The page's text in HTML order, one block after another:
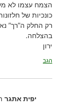
הצמח עצמו לא
כונכיות של
רק החלק ה”רך”
בהצלחה.
ירון
הגב
יפית אתגר